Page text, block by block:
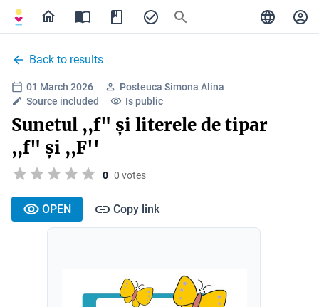
Back to results
01 March 2026
Posteuca Simona Alina
Source included
Is public
Sunetul ,,f" și literele de tipar
,,f" și ,,F''
0 0 votes
OPEN Copy link